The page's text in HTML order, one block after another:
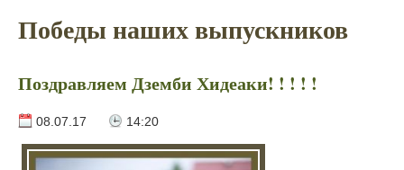
Победы наших выпускников
Поздравляем Дземби Хидеаки! ! ! ! !
08.07.17 14:20